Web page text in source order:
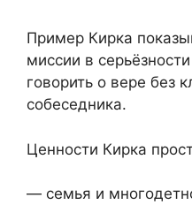
Пример Кирка
миссии в
говорить о вере без
собеседника.
Ценности Кирка
— семья и